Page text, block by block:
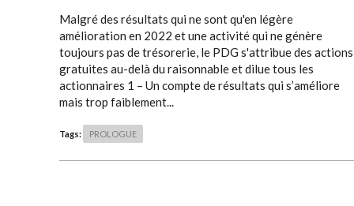
Malgré des résultats qui ne sont qu'en légère
amélioration en 2022 et une activité qui ne génère
toujours pas de trésorerie, le PDG s'attribue des actions
gratuites au-delà du raisonnable et dilue tous les
actionnaires 1 – Un compte de résultats qui s’améliore
mais trop faiblement...
Tags: PROLOGUE